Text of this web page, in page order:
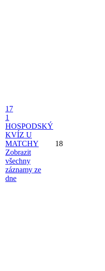
17
1
HOSPODSKÝ
KVÍZ U
MATCHY
Zobrazit
všechny
záznamy ze
dne
18